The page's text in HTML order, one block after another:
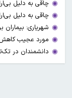
چاقی به دلیل
چاقی به دلیل
شهریاری: بیماران
مورد عجیب کاهش
دانشمندان در